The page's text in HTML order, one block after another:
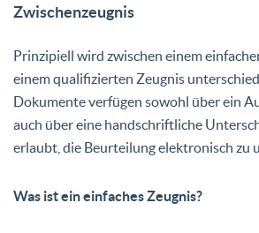
Zwischenzeugnis
Prinzipiell wird zwischen einem
einemqualifizierten Zeugnis
Dokumente verfügen sowohl über ein
auch über eine handschriftliche
erlaubt, die Beurteilung elektronisch zu
Was ist ein einfaches Zeugnis?